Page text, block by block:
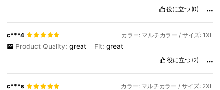
役に立つ (0)
c***4 カラー: マルチカラー / サイズ: 1XL
Product Quality: great Fit: great
役に立つ (2)
c***s カラー: マルチカラー / サイズ: 2XL